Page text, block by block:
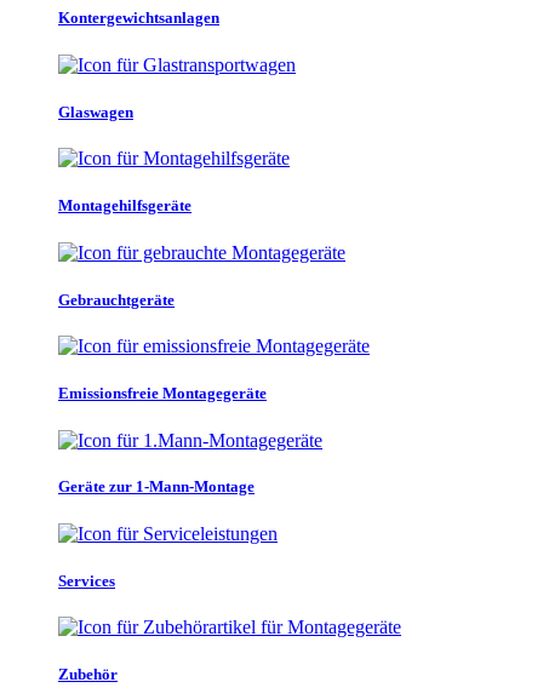
Kontergewichtsanlagen
Glaswagen
Montagehilfsgeräte
Gebrauchtgeräte
Emissionsfreie Montagegeräte
Geräte zur 1-Mann-Montage
Services
Zubehör